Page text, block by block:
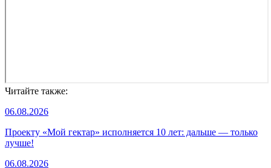
Читайте также:
06.08.2026
Проекту «Мой гектар» исполняется 10 лет: дальше — только
лучше!
06.08.2026